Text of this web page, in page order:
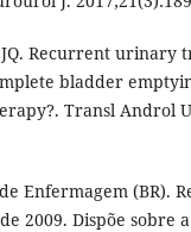
JQ. Recurrent urinary
bladder
Transl Androl
Enfermagem (BR).
2009. Dispõe sobre